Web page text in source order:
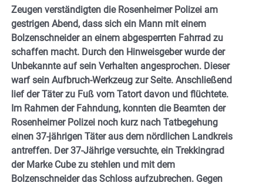
Zeugen verständigten die Rosenheimer Polizei am
gestrigen Abend, dass sich ein Mann mit einem
Bolzenschneider an einem abgesperrten Fahrrad zu
schaffen macht. Durch den Hinweisgeber wurde der
Unbekannte auf sein Verhalten angesprochen. Dieser
warf sein Aufbruch-Werkzeug zur Seite. Anschließend
lief der Täter zu Fuß vom Tatort davon und flüchtete.
Im Rahmen der Fahndung, konnten die Beamten der
Rosenheimer Polizei noch kurz nach Tatbegehung
einen 37-jährigen Täter aus dem nördlichen Landkreis
antreffen. Der 37-Jährige versuchte, ein Trekkingrad
der Marke Cube zu stehlen und mit dem
Bolzenschneider das Schloss aufzubrechen. Gegen